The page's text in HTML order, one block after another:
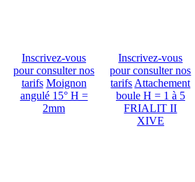
Inscrivez-vous
pour consulter nos
tarifs Moignon
angulé 15° H =
2mm
Inscrivez-vous
pour consulter nos
tarifs Attachement
boule H = 1 à 5
FRIALIT II
XIVE